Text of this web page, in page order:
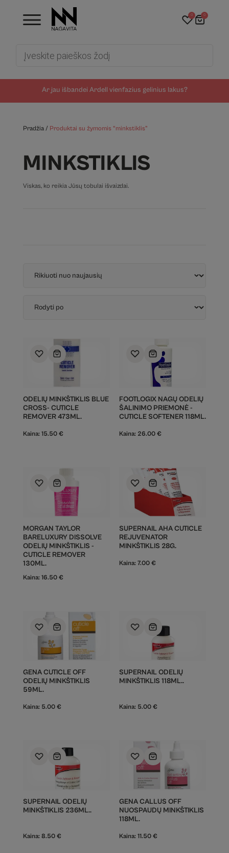
Ar jau išbandei Ardell vienfazius gelinius lakus?
0 0
Pradžia/ Produktai su žymomis “minkstiklis”
MINKSTIKLIS
Viskas, ko reikia Jūsų tobulai išvaizdai.
ODELIŲ MINKŠTIKLIS BLUE
CROSS- CUTICLE
REMOVER 473ML.
Kaina: 15.50 €
FOOTLOGIX NAGŲ ODELIŲ
ŠALINIMO PRIEMONĖ -
CUTICLE SOFTENER 118ML.
Kaina: 26.00 €
MORGAN TAYLOR
BARELUXURY DISSOLVE
ODELIŲ MINKŠTIKLIS -
CUTICLE REMOVER
130ML.
Kaina: 16.50 €
SUPERNAIL AHA CUTICLE
REJUVENATOR
MINKŠTIKLIS 28G.
Kaina: 7.00 €
GENA CUTICLE OFF
ODELIŲ MINKŠTIKLIS
59ML.
Kaina: 5.00 €
SUPERNAIL ODELIŲ
MINKŠTIKLIS 118ML..
Kaina: 5.00 €
SUPERNAIL ODELIŲ
MINKŠTIKLIS 236ML..
Kaina: 8.50 €
GENA CALLUS OFF
NUOSPAUDŲ MINKŠTIKLIS
118ML.
Kaina: 11.50 €